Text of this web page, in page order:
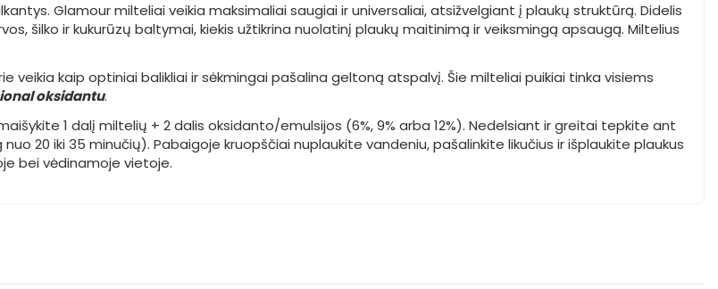
Glamour milteliai veikia maksimaliai saugiai ir universaliai, atsižvelgiant į plaukų struktūrą. Didelis
šilko ir kukurūzų baltymai, kiekis užtikrina nuolatinį plaukų maitinimą ir veiksmingą apsaugą. Miltelius
veikia kaip optiniai balikliai ir sėkmingai pašalina geltoną atspalvį. Šie milteliai puikiai tinka visiems
oksidantu.
1 dalį miltelių + 2 dalis oksidanto/emulsijos (6%, 9% arba 12%). Nedelsiant ir greitai tepkite ant
20 iki 35 minučių). Pabaigoje kruopščiai nuplaukite vandeniu, pašalinkite likučius ir išplaukite plaukus
bei vėdinamoje vietoje.